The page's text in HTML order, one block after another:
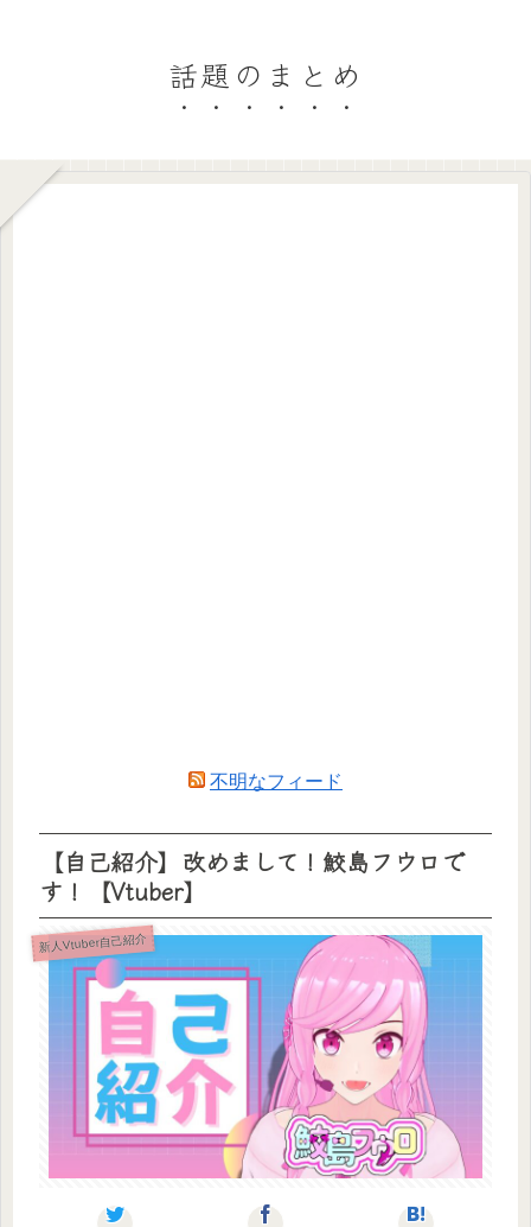
話題のまとめ
不明なフィード
【自己紹介】改めまして！鮫島フウロで
す！【Vtuber】
新人Vtuber自己紹介